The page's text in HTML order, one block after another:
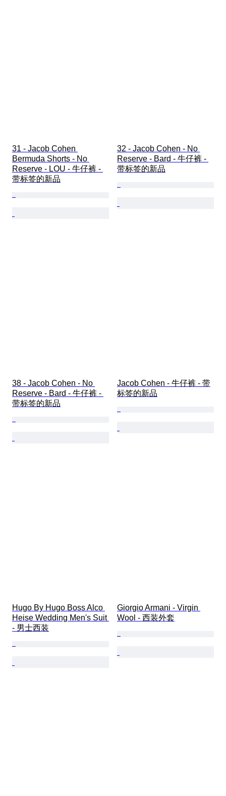
31 - Jacob Cohen
Bermuda Shorts - No
Reserve - LOU - 牛仔裤 -
带标签的新品
32 - Jacob Cohen - No
Reserve - Bard - 牛仔裤 -
带标签的新品
38 - Jacob Cohen - No
Reserve - Bard - 牛仔裤 -
带标签的新品
Jacob Cohen - 牛仔裤 - 带
标签的新品
Hugo By Hugo Boss Alco
Heise Wedding Men's Suit
- 男士西装
Giorgio Armani - Virgin
Wool - 西装外套